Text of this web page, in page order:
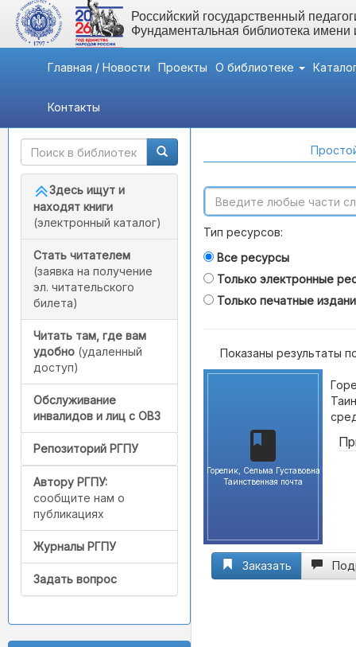
Российский государственный
Фундаментальная библиотека
Главная / Новости Проекты О библиотеке
Контакты
Быстрый доступ
Здесь ищут и
находят книги
(электронный каталог)
Стать читателем
(заявка на получение
эл. читательского
билета)
Читать там, где вам
удобно (удаленный
доступ)
Обслуживание
инвалидов и лиц с ОВЗ
Репозиторий РГПУ
Автору РГПУ:
сообщите нам о
публикациях
Журналы РГПУ
Задать вопрос
Тип ресурсов:
Все ресурсы
Только электронные
Только печатные
Показаны результаты
Горелик, Сельма Густавовна
Таинственная почта
Заказать